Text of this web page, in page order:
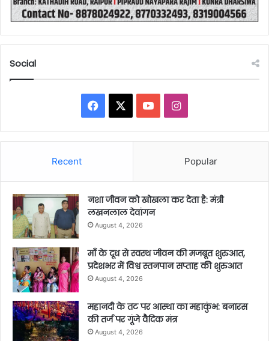
Social
Facebook YouTubeInstagram
Recent Popular
नशा जीवन को खोखला कर देता है: मंत्री
लखनलाल देवांगन
August 4, 2026
माँ के दूध से स्वस्थ जीवन की मजबूत शुरुआत,
प्रदेशभर में विश्व स्तनपान सप्ताह की शुरुआत
August 4, 2026
​महानदी के तट पर आस्था का महाकुंभ: बनारस
की तर्ज पर गूंजे वैदिक मंत्र
August 4, 2026